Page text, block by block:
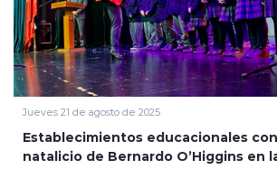
Jueves 21 de agosto de 2025
Establecimientos educacionales
natalicio de Bernardo O’Higgins en